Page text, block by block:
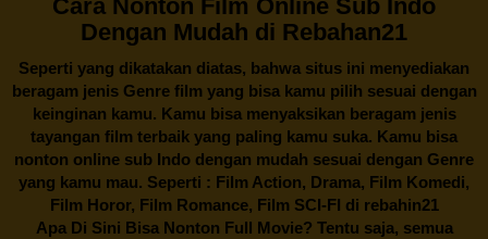
Cara Nonton Film Online Sub Indo
Dengan Mudah di Rebahan21
Seperti yang dikatakan diatas, bahwa situs ini menyediakan
beragam jenis Genre film yang bisa kamu pilih sesuai dengan
keinginan kamu. Kamu bisa menyaksikan beragam jenis
tayangan film terbaik yang paling kamu suka. Kamu bisa
nonton online sub Indo dengan mudah sesuai dengan Genre
yang kamu mau. Seperti : Film Action, Drama, Film Komedi,
Film Horor, Film Romance, Film SCI-FI di rebahin21
Apa Di Sini Bisa Nonton Full Movie? Tentu saja, semua